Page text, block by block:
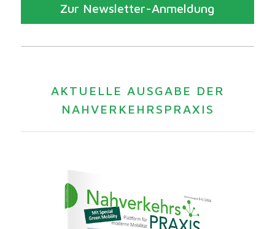
Zur Newsletter-Anmeldung
AKTUELLE AUSGABE DER
NAHVERKEHRSPRAXIS